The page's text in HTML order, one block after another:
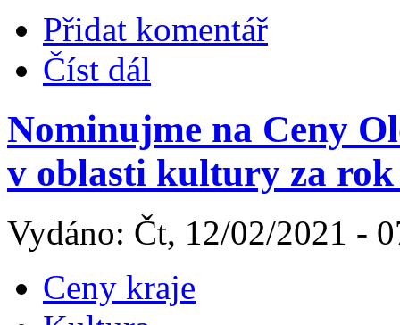
Přidat komentář
Číst dál
Nominujme na Ceny
v oblasti kultury za rok
Vydáno: Čt, 12/02/2021 -
Ceny kraje